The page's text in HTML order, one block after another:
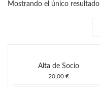
Mostrando el único resultado
Alta de Socio
20,00 €